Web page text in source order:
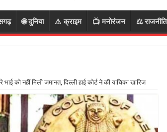
🌐 दुनिया ⚠️ क्राइम 📺 मनोरंजन ⚖️ राजनीति
को नहीं मिली जमानत, दिल्ली हाई कोर्ट ने की याचिका खारिज